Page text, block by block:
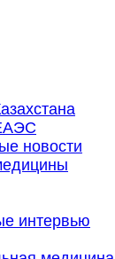
новости
интервью